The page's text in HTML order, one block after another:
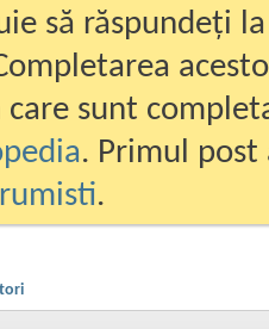
să răspundeți
care sunt
. Primul
.